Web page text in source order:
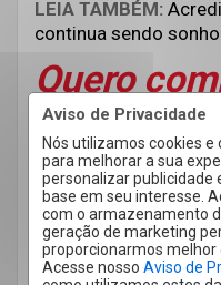
Aviso de Privacidade
Nós utilizamos cookies
para melhorar a sua
personalizar publicidade
base em seu interesse.
com o armazenamento
geração de marketing
proporcionarmos melhor
Acesse nosso Aviso de
LEIA TAMBÉM:
continua sendo
Quero
imóvel
em
Se o seu objetivo é
própria em Cascavel,
nossos corretores.